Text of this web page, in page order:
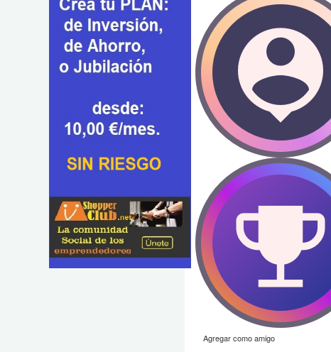
Agregar como amigo